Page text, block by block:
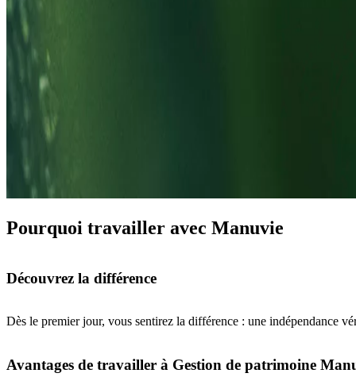
Pourquoi travailler avec Manuvie
Découvrez la différence
Dès le premier jour, vous sentirez la différence : une indépendance
Avantages de travailler à Gestion de patrimoine